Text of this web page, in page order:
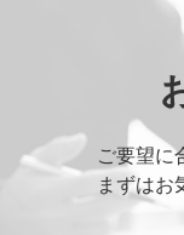
ご要望に
まずはお